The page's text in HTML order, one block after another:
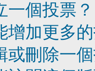
一個投票？
增加更多
或刪除一